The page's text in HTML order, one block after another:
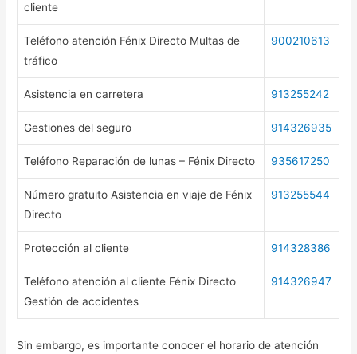
cliente
Teléfono atención Fénix Directo Multas de
tráfico
900210613
Asistencia en carretera 913255242
Gestiones del seguro 914326935
Teléfono Reparación de lunas – Fénix Directo 935617250
Número gratuito Asistencia en viaje de Fénix
Directo
913255544
Protección al cliente 914328386
Teléfono atención al cliente Fénix Directo
Gestión de accidentes
914326947
Sin embargo, es importante conocer el horario de atención